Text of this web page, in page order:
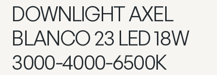
DOWNLIGHT AXEL
BLANCO 23 LED 18W
3000-4000-6500K